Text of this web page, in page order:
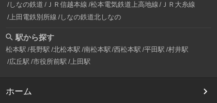
しなの鉄道 ＪＲ信越本線 松本電気鉄道上高地線
ＪＲ大糸線
上田電鉄別所線 しなの鉄道北しなの
駅から探す
松本駅 長野駅 北松本駅 南松本駅 西松本駅 平田駅 村井駅
広丘駅 市役所前駅 上田駅
ホーム